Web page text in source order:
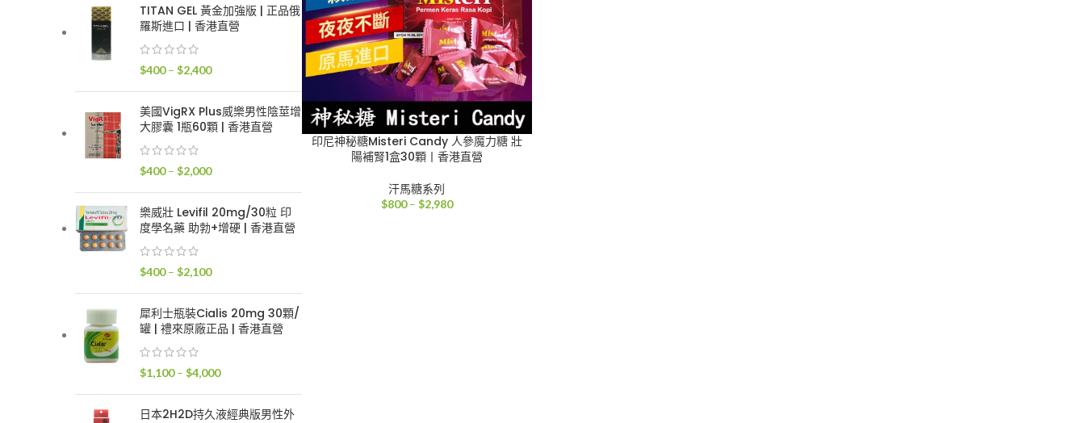
TITAN GEL 黃金加強版 | 正品俄
羅斯進口 | 香港直營
$400 – $2,400價
圍：
$2,400
美國VigRX Plus威樂男性陰莖增
大膠囊 1瓶60顆 | 香港直營
$400 – $2,000價
範
圍：
$2,000
樂威壯 Levifil 20mg/30粒 印
度學名藥 助勃+增硬 | 香港直營
$400 – $2,100價
範
圍：
$2,100
犀利士瓶裝Cialis 20mg 30顆/
罐 | 禮來原廠正品 | 香港直營
$1,100 – $4,000價
範
日本2H2D持久液經典版男性外
印尼神秘糖Misteri Candy 人參魔力糖 壯
陽補腎1盒30顆丨香港直營
汗馬糖系列
$800 – $2,980價